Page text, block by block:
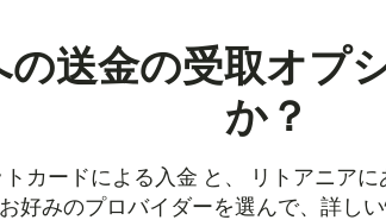
送金の受取オプ
か？
カードによる入金 と、 リトアニア
好みのプロバイダーを選んで、詳し